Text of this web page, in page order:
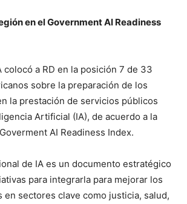
en el Government AI Readiness
colocó a RD en la posición 7 de 33
sobre la preparación de los
la prestación de servicios públicos
Artificial (IA), de acuerdo a la
AI Readiness Index.
de IA es un documento estratégico
para integrarla para mejorar los
en sectores clave como justicia, salud,